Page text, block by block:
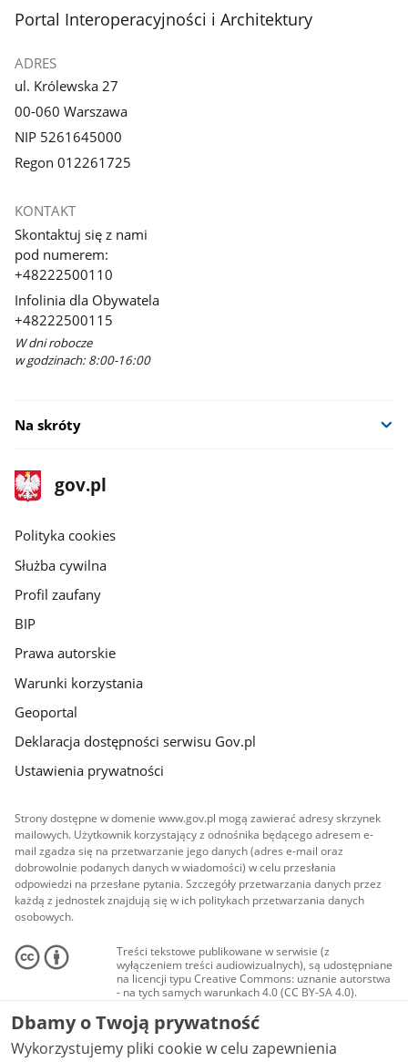
stronęstronęstronę
stopka
Portal Interoperacyjności i Architektury
ADRES
ul. Królewska 27
00-060 Warszawa
NIP 5261645000
Regon 012261725
KONTAKT
Skontaktuj się z nami
pod numerem:
+48222500110
Infolinia dla Obywatela
+48222500115
W dni robocze
w godzinach: 8:00-16:00
Na skróty
stopka
gov.pl
Strona
gov.pl
gov.pl
Polityka cookies
Służba cywilna
Profil zaufany
BIP
Prawa autorskie
Warunki korzystania
Geoportal
Deklaracja dostępności serwisu Gov.pl
Ustawienia prywatności
Strony dostępne w domenie www.gov.pl mogą zawierać adresy skrzynek
mailowych. Użytkownik korzystający z odnośnika będącego adresem e-
mail zgadza się na przetwarzanie jego danych (adres e-mail oraz
dobrowolnie podanych danych w wiadomości) w celu przesłania
odpowiedzi na przesłane pytania. Szczegóły przetwarzania danych przez
każdą z jednostek znajdują się w ich politykach przetwarzania danych
osobowych.
Treści tekstowe publikowane w serwisie (z
wyłączeniem treści audiowizualnych), są udostępniane
na licencji typu Creative Commons: uznanie autorstwa
- na tych samych warunkach 4.0 (CC BY-SA 4.0).
Materiały audiowizualne, w tym zdjęcia, materiały
audio i wideo, są udostępniane na licencji typu
Creative Commons: uznanie autorstwa użycie
niekomercyjne - bez utworów zależnych 4.0 (CC BY-
Dbamy o Twoją prywatność
Wykorzystujemy pliki cookie w celu zapewnienia